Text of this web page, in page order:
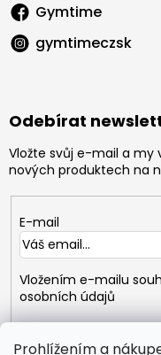
Prohlížením a
Gymtime
gymtimeczsk
Odebírat
Vložte svůj e-mail a
nových produktech na
E-mail
Vložením e-mailu
osobních údajů
SE